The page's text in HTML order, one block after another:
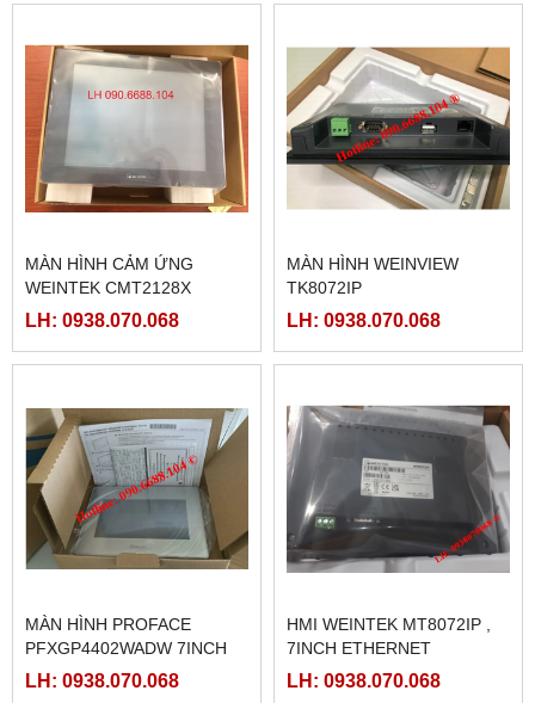
MÀN HÌNH CẢM ỨNG
WEINTEK CMT2128X
LH: 0938.070.068
MÀN HÌNH WEINVIEW
TK8072IP
LH: 0938.070.068
MÀN HÌNH PROFACE
PFXGP4402WADW 7INCH
LH: 0938.070.068
HMI WEINTEK MT8072IP ,
7INCH ETHERNET
LH: 0938.070.068